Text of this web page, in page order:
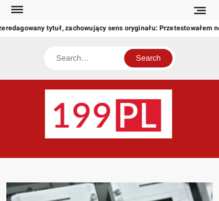
Skip
content
tytuł, zachowujący sens oryginału: Przetestowałem
Search
świat